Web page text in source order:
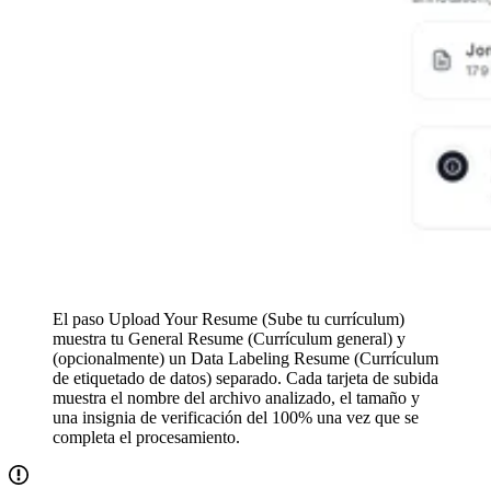
El paso Upload Your Resume (Sube tu currículum)
muestra tu General Resume (Currículum general) y
(opcionalmente) un Data Labeling Resume (Currículum
de etiquetado de datos) separado. Cada tarjeta de subida
muestra el nombre del archivo analizado, el tamaño y
una insignia de verificación del 100% una vez que se
completa el procesamiento.